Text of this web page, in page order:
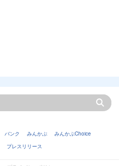
バンク みんかぶ
みんかぶChoice
プレスリリース